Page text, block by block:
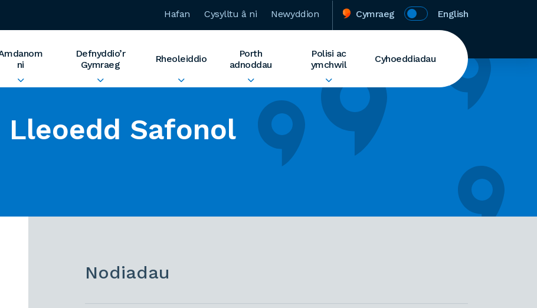
Hafan Cysylltu â ni Newyddion Cymraeg English
ni
Defnyddio’r
Gymraeg
Rheoleiddio
Porth
adnoddau
Polisi ac
ymchwil
Cyhoeddiadau
Lleoedd Safonol
Nodiadau